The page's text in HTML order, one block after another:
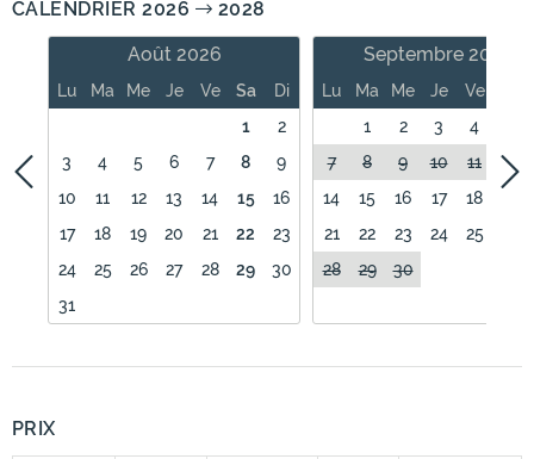
CALENDRIER 2026
2028
Août 2026
Lu Ma Me Je Ve Sa
Di
1
2
3
4 5 6 7 8
9
10
11 12 13 14 15
16
17
18 19 20 21 22
23
24
25 26 27 28 29
30
31
Septembre 2026
Lu Ma Me Je Ve
1
2 3 4
7
8 9 10 11
12
14
15 16 17 18
21
22 23 24 25
28
29 30
PRIX